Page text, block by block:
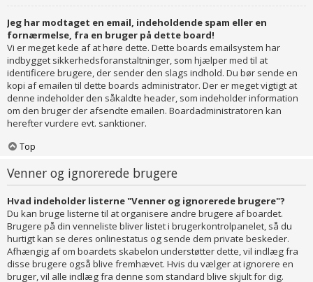
Jeg har modtaget en email, indeholdende spam eller en
fornærmelse, fra en bruger på dette board!
Vi er meget kede af at høre dette. Dette boards emailsystem har
indbygget sikkerhedsforanstaltninger, som hjælper med til at
identificere brugere, der sender den slags indhold. Du bør sende en
kopi af emailen til dette boards administrator. Der er meget vigtigt at
denne indeholder den såkaldte header, som indeholder information
om den bruger der afsendte emailen. Boardadministratoren kan
herefter vurdere evt. sanktioner.
Top
Venner og ignorerede brugere
Hvad indeholder listerne "Venner og ignorerede brugere"?
Du kan bruge listerne til at organisere andre brugere af boardet.
Brugere på din venneliste bliver listet i brugerkontrolpanelet, så du
hurtigt kan se deres onlinestatus og sende dem private beskeder.
Afhængig af om boardets skabelon understøtter dette, vil indlæg fra
disse brugere også blive fremhævet. Hvis du vælger at ignorere en
bruger, vil alle indlæg fra denne som standard blive skjult for dig.